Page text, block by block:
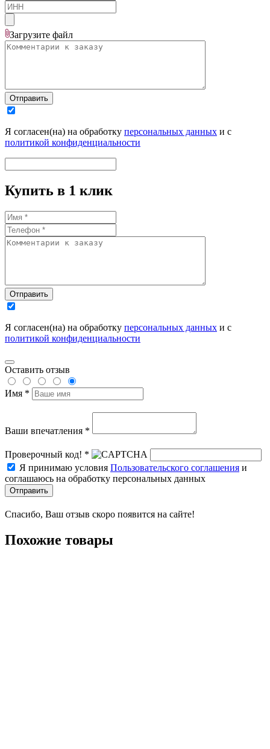
Загрузите файл
Отправить
Я согласен(на) на обработку персональных данных и с
политикой конфиденциальности
Купить в 1 клик
Отправить
Я согласен(на) на обработку персональных данных и с
политикой конфиденциальности
Оставить отзыв
Имя *
Ваши впечатления *
Проверочный код! *
Я принимаю условия Пользовательского соглашения и
соглашаюсь на обработку персональных данных
Отправить
Спасибо, Ваш отзыв скоро появится на сайте!
Похожие товары